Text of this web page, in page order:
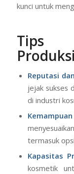
kunci untuk
Tips
Reputasi
jejak sukses
di industri
termasuk
Kapasitas
kosmetik